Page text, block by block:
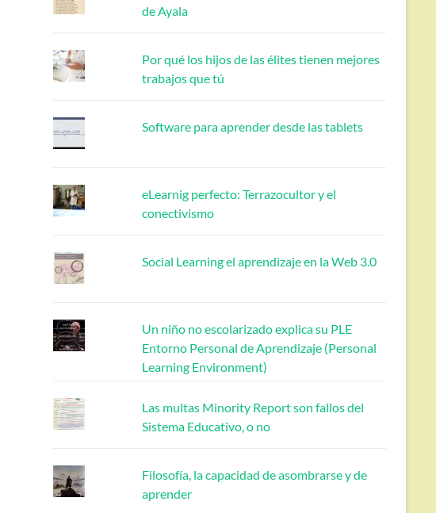
de Ayala
Por qué los hijos de las élites tienen mejores
trabajos que tú
Software para aprender desde las tablets
eLearnig perfecto: Terrazocultor y el
conectivismo
Social Learning el aprendizaje en la Web 3.0
Un niño no escolarizado explica su PLE
Entorno Personal de Aprendizaje (Personal
Learning Environment)
Las multas Minority Report son fallos del
Sistema Educativo, o no
Filosofía, la capacidad de asombrarse y de
aprender